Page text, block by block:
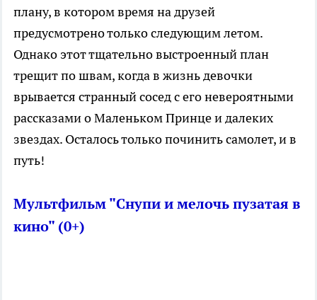
плану, в котором время на друзей
предусмотрено только следующим летом.
Однако этот тщательно выстроенный план
трещит по швам, когда в жизнь девочки
врывается странный сосед с его невероятными
рассказами о Маленьком Принце и далеких
звездах. Осталось только починить самолет, и в
путь!
Мультфильм "Снупи и мелочь пузатая в
кино" (0+)